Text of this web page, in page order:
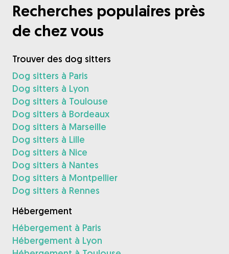
Recherches populaires près
de chez vous
Trouver des dog sitters
Dog sitters à Paris
Dog sitters à Lyon
Dog sitters à Toulouse
Dog sitters à Bordeaux
Dog sitters à Marseille
Dog sitters à Lille
Dog sitters à Nice
Dog sitters à Nantes
Dog sitters à Montpellier
Dog sitters à Rennes
Hébergement
Hébergement à Paris
Hébergement à Lyon